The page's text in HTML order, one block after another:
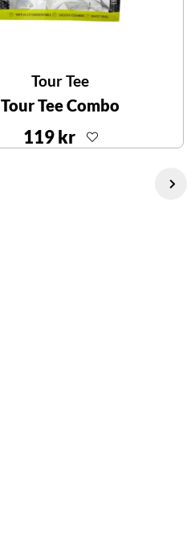
Tour Tee
Tour Tee Combo
119 kr